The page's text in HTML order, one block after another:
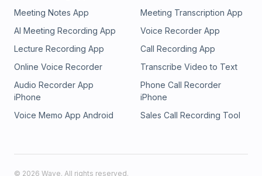
Meeting Notes App
Meeting Transcription App
AI Meeting Recording App
Voice Recorder App
Lecture Recording App
Call Recording App
Online Voice Recorder
Transcribe Video to Text
Audio Recorder App
iPhone
Phone Call Recorder
iPhone
Voice Memo App Android
Sales Call Recording Tool
© 2026 Wave. All rights reserved.